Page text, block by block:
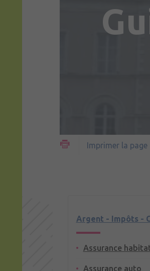
Imprimer la page
Argent - Impôts -
Assurance
Assurance auto